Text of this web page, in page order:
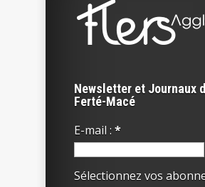
Newsletter et Journaux
Ferté-Macé
E-mail : *
Sélectionnez vos